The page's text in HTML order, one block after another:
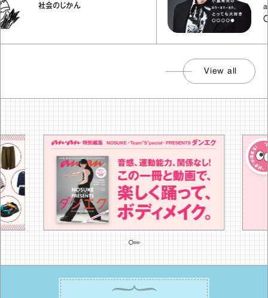
社会のじかん
an-
View all